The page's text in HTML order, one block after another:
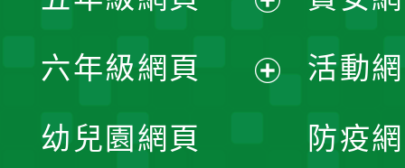
單
開
選
開
六年級網頁
幼兒園網頁
活動
防疫